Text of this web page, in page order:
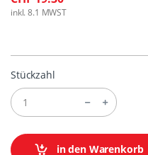
inkl. 8.1 MWST
Stückzahl
in den Warenkorb